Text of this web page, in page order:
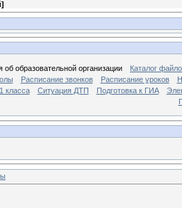
]
об образовательной организации
Каталог
Расписание звонков Расписание уроков
класса Ситуация ДТП Подготовка к ГИА